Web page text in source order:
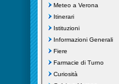
Meteo a Verona
Itinerari
Istituzioni
Informazioni Generali
Fiere
Farmacie di Turno
Curiosità